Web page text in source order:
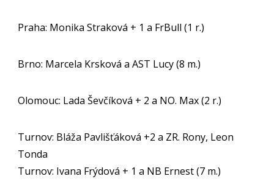
Praha: Monika Straková + 1 a FrBull (1 r.)
Brno: Marcela Krsková a AST Lucy (8 m.)
Olomouc: Lada Ševčíková + 2 a NO. Max (2 r.)
Turnov: Bláža Pavlišťáková +2 a ZR. Rony, Leon
Tonda
Turnov: Ivana Frýdová + 1 a NB Ernest (7 m.)